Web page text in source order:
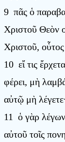
9 πᾶς ὁ
Χριστοῦ Θεὸν
Χριστοῦ, οὗτος
10 εἴ τις
φέρει, μὴ
αὐτῷ μὴ λέγετε·
11 ὁ γὰρ λέγων
αὐτοῦ τοῖς